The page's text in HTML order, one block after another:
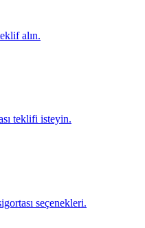
alın.
teklifi isteyin.
seçenekleri.